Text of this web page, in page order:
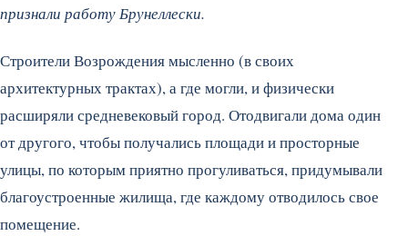
признали работу Брунеллески.
Строители Возрождения мысленно (в своих
архитектурных трактах), а где могли, и физически
расширяли средневековый город. Отодвигали дома один
от другого, чтобы получались площади и просторные
улицы, по которым приятно прогуливаться, придумывали
благоустроенные жилища, где каждому отводилось свое
помещение.